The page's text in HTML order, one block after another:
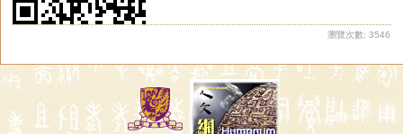
瀏覽次數: 3546